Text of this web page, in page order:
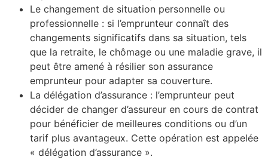
Le changement de situation personnelle ou
professionnelle : si l’emprunteur connaît des
changements significatifs dans sa situation, tels
que la retraite, le chômage ou une maladie grave, il
peut être amené à résilier son assurance
emprunteur pour adapter sa couverture.
La délégation d’assurance : l’emprunteur peut
décider de changer d’assureur en cours de contrat
pour bénéficier de meilleures conditions ou d’un
tarif plus avantageux. Cette opération est appelée
« délégation d’assurance ».